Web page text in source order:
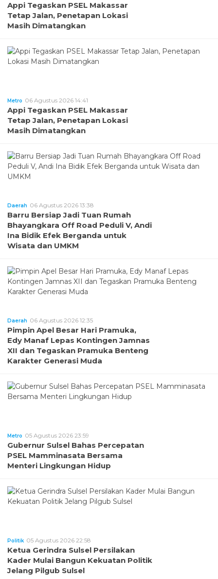
Appi Tegaskan PSEL Makassar
Tetap Jalan, Penetapan Lokasi
Masih Dimatangkan
Metro 06 Agustus 2026 14:41
Appi Tegaskan PSEL Makassar
Tetap Jalan, Penetapan Lokasi
Masih Dimatangkan
Daerah 06 Agustus 2026 13:38
Barru Bersiap Jadi Tuan Rumah
Bhayangkara Off Road Peduli V, Andi
Ina Bidik Efek Berganda untuk
Wisata dan UMKM
Daerah 06 Agustus 2026 12:35
Pimpin Apel Besar Hari Pramuka,
Edy Manaf Lepas Kontingen Jamnas
XII dan Tegaskan Pramuka Benteng
Karakter Generasi Muda
Metro 05 Agustus 2026 23:59
Gubernur Sulsel Bahas Percepatan
PSEL Mamminasata Bersama
Menteri Lingkungan Hidup
Politik 05 Agustus 2026 22:58
Ketua Gerindra Sulsel Persilakan
Kader Mulai Bangun Kekuatan Politik
Jelang Pilgub Sulsel